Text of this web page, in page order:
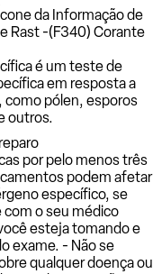
da Informação de
Rast -(F340) Corante
é um teste de
em resposta a
como pólen, esporos
outros.
por pelo menos três
podem afetar
específico, se
o seu médico
esteja tomando e
exame. - Não se
qualquer doença ou